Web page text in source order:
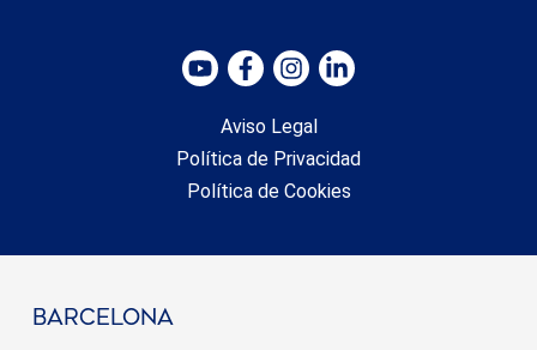
Aviso Legal
Política de Privacidad
Política de Cookies
barcelona